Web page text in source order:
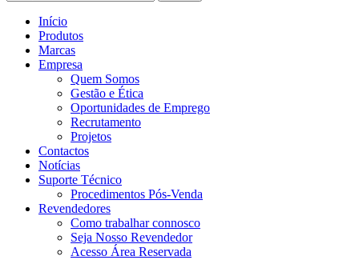
Início
Produtos
Marcas
Empresa
Quem Somos
Gestão e Ética
Oportunidades de Emprego
Recrutamento
Projetos
Contactos
Notícias
Suporte Técnico
Procedimentos Pós-Venda
Revendedores
Como trabalhar connosco
Seja Nosso Revendedor
Acesso Área Reservada